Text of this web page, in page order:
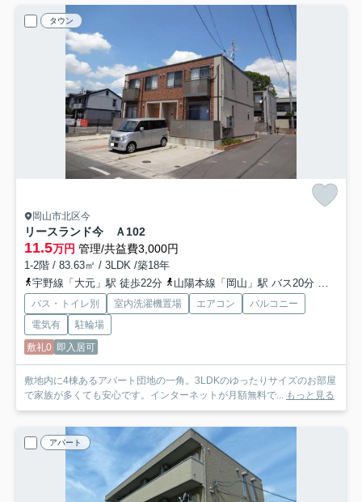
タウン
岡山市北区今
リースランド今 Ａ102
11.5万円 管理/共益費3,000円
1-2階 / 83.63㎡ / 3LDK /築18年
宇野線「大元」駅 徒歩22分
山陽本線「岡山」駅 バス20分 「今村宮北」 停歩4分
バス・トイレ別 室内洗濯機置場 エアコン
バルコニー
電気有
駐輪場
敷礼0 即入居可
敷地内に4棟あるアパート団地の一角。3LDKのゆったりサイズのお部屋
で家族が多くても安心です。インターネットが月額無料で... もっと見る
アパート